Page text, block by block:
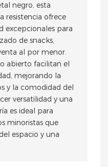
negro, esta
resistencia ofrece
excepcionales para
de snacks,
al por menor.
abierto facilitan el
mejorando la
y la comodidad del
versatilidad y una
es ideal para
minoristas que
espacio y una